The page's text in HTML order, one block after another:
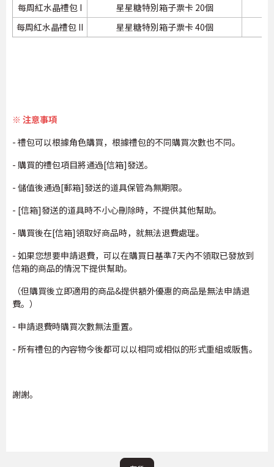
每周紅水晶禮包 I 星星糖特別箱子票卡 20個
每周紅水晶禮包 II
星星糖特別箱子票卡 40個
※ 注意事項
- 禮包可以根據角色購買，根據禮包的不同購買次數也不同。
- 購買的禮包項目將通過[信箱]發送。
- 儲值後通過[郵箱]發送的道具保管為無期限。
- [信箱]發送的道具時不小心刪除時，不提供其他幫助。
- 購買後在[信箱]領取好商品時，就無法退費處理。
- 如果您想要申請退費，可以在購買日基準7天內不領取已發放到
信箱的商品的情況下提供幫助。
（但購買後立即適用的商品&提供額外優惠的商品是無法申請退
費。）
- 申請退費時購買次數無法重置。
- 所有禮包的內容物今後都可以以相同或相似的形式重組或販售。
謝謝。